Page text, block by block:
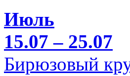
Июль
15.07 – 25.07
Бирюзовый